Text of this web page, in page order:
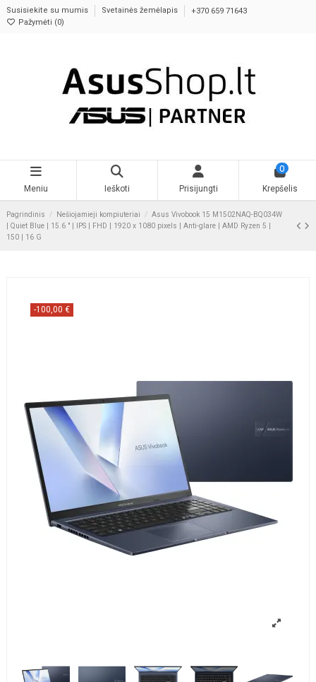
Susisiekite su mumis Svetainės žemėlapis
+370 659 71643
Pažymėti (0)
Meniu Ieškoti Prisijungti
0
Krepšelis
Pagrindinis Nešiojamieji kompiuteriai
Asus Vivobook 15 M1502NAQ-BQ034W
| Quiet Blue | 15.6 " | IPS | FHD | 1920 x 1080 pixels | Anti-glare | AMD Ryzen 5 |
150 | 16 G
-100,00 €